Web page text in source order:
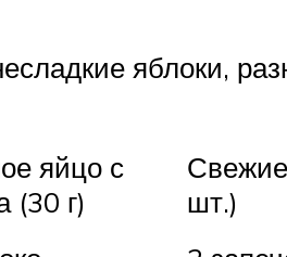
яблоки,
яйцо с
(30 г)
шт.)